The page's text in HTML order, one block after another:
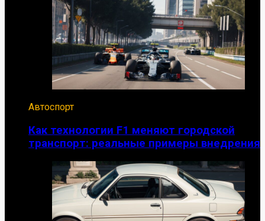
Автоспорт
Как технологии F1 меняют городской
транспорт: реальные примеры внедрения